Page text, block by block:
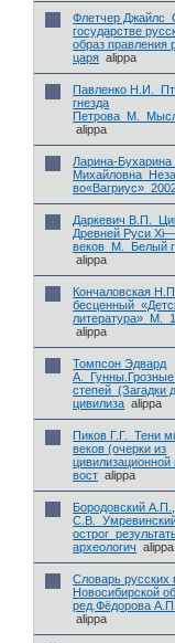
Флетчер
государстве
образ правления
царя alippa
Павленко
гнезда
alippa
Ларина-Бухарина
Даркевич
Древней Руси
веков_М._Белый
alippa
Кончаловская
alippa
Томпсон Эдвард
степей_(Загадки
цивилиза alippa
Пиков Г.Г._Тени
веков (очерки из
цивилизационной
вост alippa
Бородовский
археологич
alippa
Словарь русских
Новосибирской
ред.Фёдорова
alippa